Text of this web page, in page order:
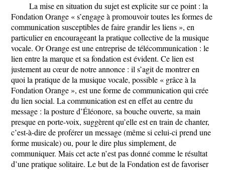
La mise en situation du sujet est explicite sur ce point : la
Fondation Orange « s’engage à promouvoir toutes les formes de
communication susceptibles de faire grandir les liens », en
particulier en encourageant la pratique collective de la musique
vocale. Or Orange est une entreprise de télécommunication : le
lien entre la marque et sa fondation est évident. Ce lien est
justement au cœur de notre annonce : il s’agit de montrer en
quoi la pratique de la musique vocale, possible « grâce à la
Fondation Orange », est une forme de communication qui crée
du lien social. La communication est en effet au centre du
message : la posture d’Éléonore, sa bouche ouverte, sa main
presque en porte-voix, suggèrent qu’elle est en train de chanter,
c’est-à-dire de proférer un message (même si celui-ci prend une
forme musicale) ou, pour le dire plus simplement, de
communiquer. Mais cet acte n’est pas donné comme le résultat
d’une pratique solitaire. Le but de la Fondation est de favoriser